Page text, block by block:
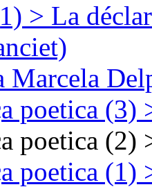
> La
Marcela
poetica (3)
poetica (2)
poetica (1)